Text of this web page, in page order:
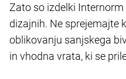
Zato so izdelki
dizajnih. Ne sprejemajte
oblikovanju sanjskega
in vhodna vrata, ki se